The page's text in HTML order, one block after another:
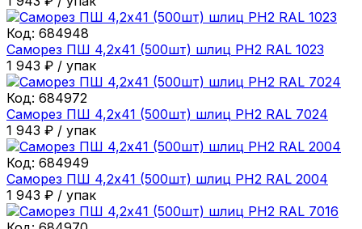
Код: 684948
Саморез ПШ 4,2х41 (500шт) шлиц PH2 RAL 1023
1 943 ₽ / упак
Код: 684972
Саморез ПШ 4,2х41 (500шт) шлиц PH2 RAL 7024
1 943 ₽ / упак
Код: 684949
Саморез ПШ 4,2х41 (500шт) шлиц PH2 RAL 2004
1 943 ₽ / упак